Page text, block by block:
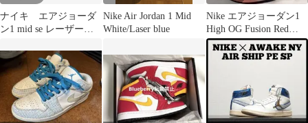
ナイキ エアジョーダ
ン1 mid se レーザーオ
25.5cm
Nike Air Jordan 1 Mid
White/Laser blue
Nike エアジョーダン1
High OG Fusion Red
28.5